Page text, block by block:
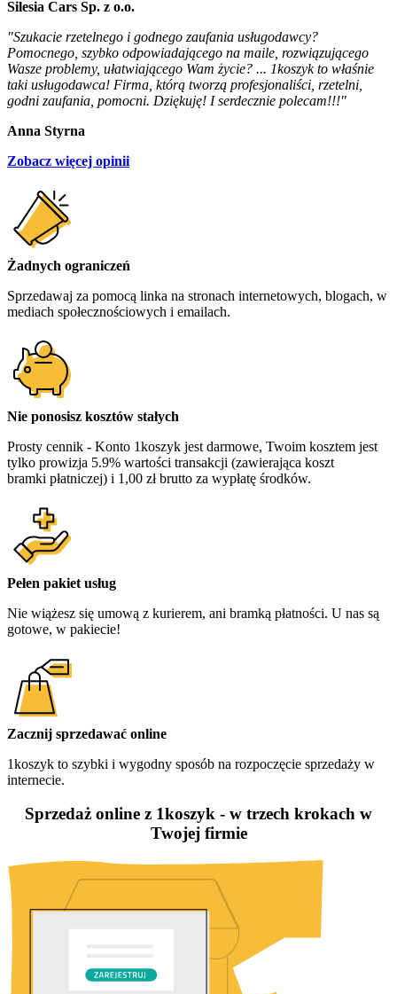
Silesia Cars Sp. z o.o.
"Szukacie rzetelnego i godnego zaufania usługodawcy?
Pomocnego, szybko odpowiadającego na maile, rozwiązującego
Wasze problemy, ułatwiającego Wam życie? ... 1koszyk to właśnie
taki usługodawca! Firma, którą tworzą profesjonaliści, rzetelni,
godni zaufania, pomocni. Dziękuję! I serdecznie polecam!!!"
Anna Styrna
Zobacz więcej opinii
Żadnych ograniczeń
Sprzedawaj za pomocą linka na stronach internetowych, blogach, w
mediach społecznościowych i emailach.
Nie ponosisz kosztów stałych
Prosty cennik - Konto 1koszyk jest darmowe, Twoim kosztem jest
tylko prowizja 5.9% wartości transakcji (zawierająca koszt
bramki płatniczej) i 1,00 zł brutto za wypłatę środków.
Pełen pakiet usług
Nie wiążesz się umową z kurierem, ani bramką płatności. U nas są
gotowe, w pakiecie!
Zacznij sprzedawać online
1koszyk to szybki i wygodny sposób na rozpoczęcie sprzedaży w
internecie.
Sprzedaż online z 1koszyk - w trzech krokach w
Twojej firmie